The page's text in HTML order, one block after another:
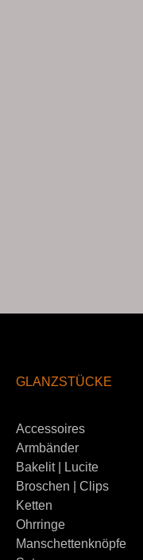
GLANZSTÜCKE
Accessoires
Armbänder
Bakelit | Lucite
Broschen | Clips
Ketten
Ohrringe
Manschettenknöpfe